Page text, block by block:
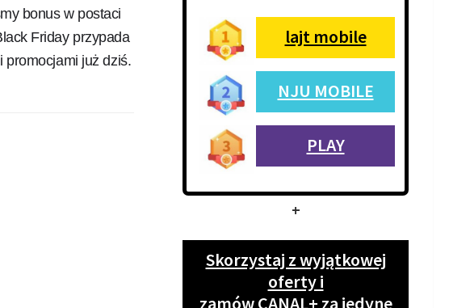
bonus w postaci
Friday przypada
promocjami już dziś.
lajt mobile
NJU MOBILE
PLAY
+
Skorzystaj z wyjątkowej
oferty i
zamów CANAL+ za jedyne